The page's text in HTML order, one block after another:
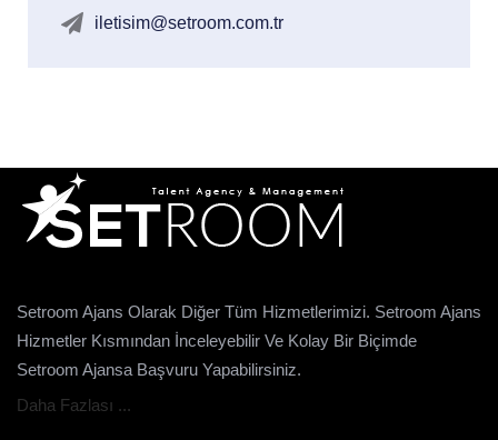
iletisim@setroom.com.tr
Setroom Ajans Olarak Diğer Tüm Hizmetlerimizi. Setroom Ajans
Hizmetler Kısmından İnceleyebilir Ve Kolay Bir Biçimde
Setroom Ajansa Başvuru Yapabilirsiniz.
Daha Fazlası ...